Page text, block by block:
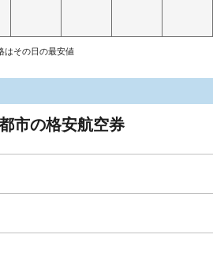
はその日の最安値
市の格安航空券